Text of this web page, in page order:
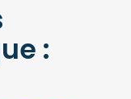
: